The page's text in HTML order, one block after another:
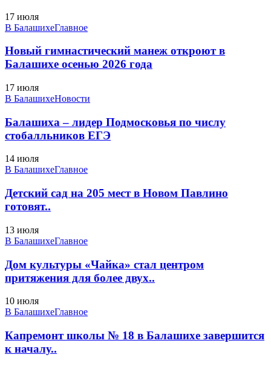
17 июля
В БалашихеГлавное
Новый гимнастический манеж откроют в
Балашихе осенью 2026 года
17 июля
В БалашихеНовости
Балашиха – лидер Подмосковья по числу
стобалльников ЕГЭ
14 июля
В БалашихеГлавное
Детский сад на 205 мест в Новом Павлино
готовят..
13 июля
В БалашихеГлавное
Дом культуры «Чайка» стал центром
притяжения для более двух..
10 июля
В БалашихеГлавное
Капремонт школы № 18 в Балашихе завершится
к началу..